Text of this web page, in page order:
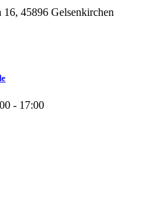
45896 Gelsenkirchen
- 17:00